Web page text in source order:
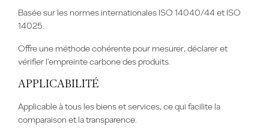
Basée sur les normes internationales ISO 14040/44 et ISO
14025.
Offre une méthode cohérente pour mesurer, déclarer et
vérifier l'empreinte carbone des produits.
APPLICABILITÉ
Applicable à tous les biens et services, ce qui facilite la
comparaison et la transparence.